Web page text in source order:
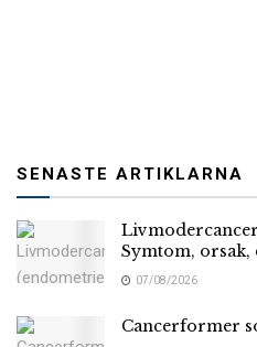
SENASTE ARTIKLARNA
Symtom, orsak,
07/08/2026
Cancerformer